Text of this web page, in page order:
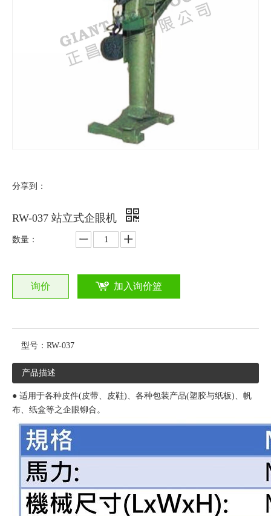
分享到：
RW-037 站立式企眼机
数量：
询价 加入询价篮
型号： RW-037
产品描述
● 适用于各种皮件(皮带、皮鞋)、各种包装产品(塑胶与纸板)、帆
布、纸盒等之企眼铆合。